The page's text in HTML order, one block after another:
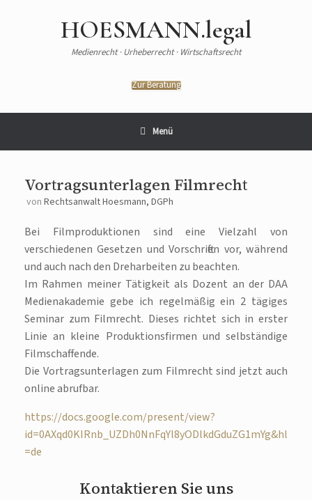
HOESMANN.legal
Medienrecht · Urheberrecht · Wirtschaftsrecht
Zur Beratung
Menü
Vortragsunterlagen Filmrecht
von Rechtsanwalt Hoesmann, DGPh
Bei Filmproduktionen sind eine Vielzahl von
verschiedenen Gesetzen und Vorschriften vor, während
und auch nach den Dreharbeiten zu beachten.
Im Rahmen meiner Tätigkeit als Dozent an der DAA
Medienakademie gebe ich regelmäßig ein 2 tägiges
Seminar zum Filmrecht. Dieses richtet sich in erster
Linie an kleine Produktionsfirmen und selbständige
Filmschaffende.
Die Vortragsunterlagen zum Filmrecht sind jetzt auch
online abrufbar.
https://docs.google.com/present/view?
id=0AXqd0KIRnb_UZDh0NnFqYl8yODlkdGduZG1mYg&hl
=de
Kontaktieren Sie uns